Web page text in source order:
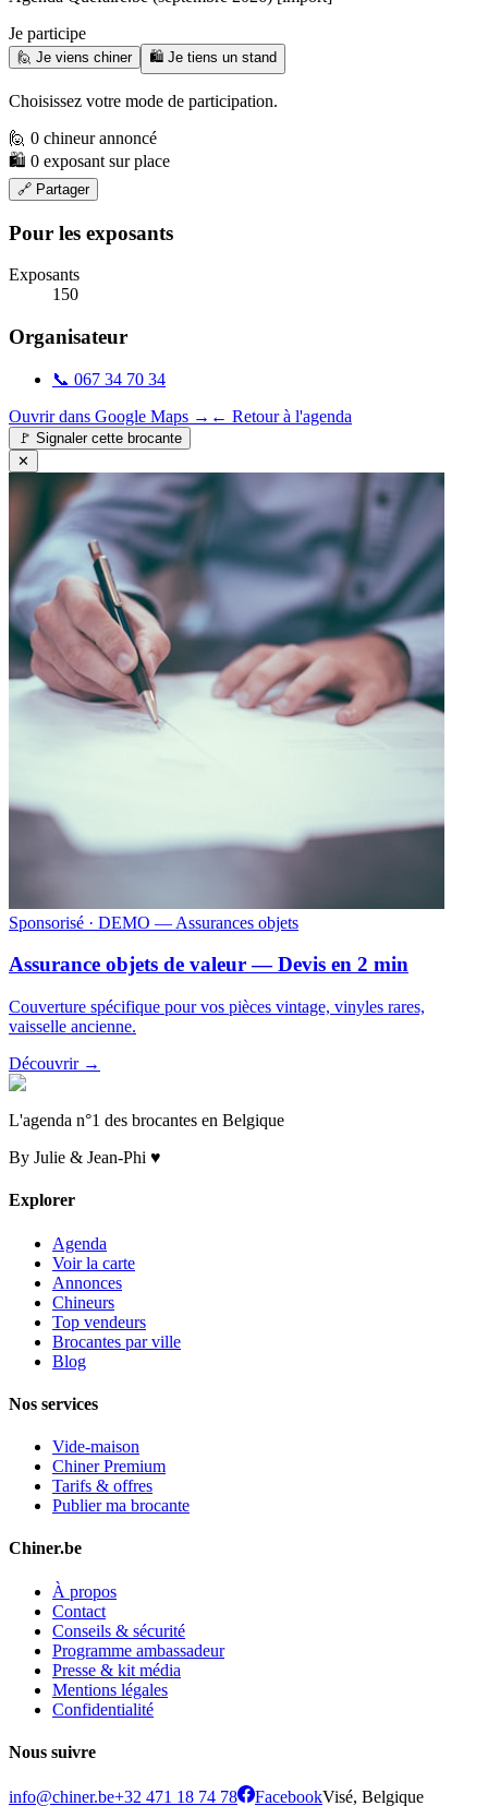
Je participe
🙋 Je viens chiner 🛍️ Je tiens un stand
Choisissez votre mode de participation.
🙋 0 chineur annoncé
🛍️ 0 exposant sur place
🔗 Partager
Pour les exposants
Exposants
150
Organisateur
📞 067 34 70 34
Ouvrir dans Google Maps → ← Retour à l'agenda
🚩 Signaler cette brocante
✕
Sponsorisé · DEMO — Assurances objets
Assurance objets de valeur — Devis en 2 min
Couverture spécifique pour vos pièces vintage, vinyles rares,
vaisselle ancienne.
Découvrir →
L'agenda n°1 des brocantes en Belgique
By Julie & Jean-Phi ♥
Explorer
Agenda
Voir la carte
Annonces
Chineurs
Top vendeurs
Brocantes par ville
Blog
Nos services
Vide-maison
Chiner Premium
Tarifs & offres
Publier ma brocante
Chiner.be
À propos
Contact
Conseils & sécurité
Programme ambassadeur
Presse & kit média
Mentions légales
Confidentialité
Nous suivre
info@chiner.be+32 471 18 74 78 FacebookVisé, Belgique